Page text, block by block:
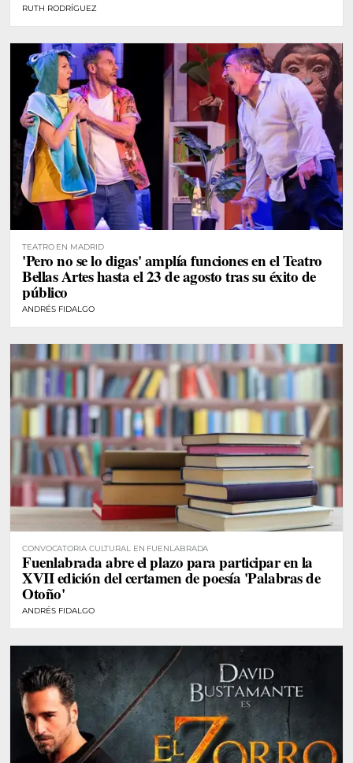
RUTH RODRÍGUEZ
TEATRO EN MADRID
'Pero no se lo digas' amplía funciones en el Teatro
Bellas Artes hasta el 23 de agosto tras su éxito de
público
ANDRÉS FIDALGO
CONVOCATORIA CULTURAL EN FUENLABRADA
Fuenlabrada abre el plazo para participar en la
XVII edición del certamen de poesía 'Palabras de
Otoño'
ANDRÉS FIDALGO